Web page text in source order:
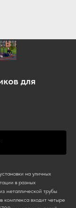
для
на уличных
в разных
металлической трубы
входит четыре